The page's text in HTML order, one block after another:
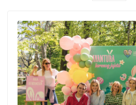
LF Bijeljina
cover.png